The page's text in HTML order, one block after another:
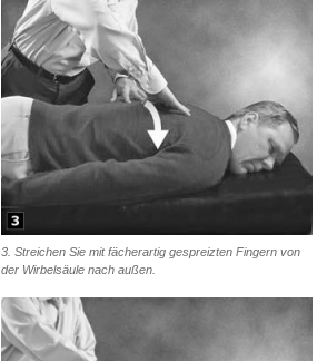
3. Streichen Sie mit fächerartig gespreizten Fingern von
der Wirbelsäule nach außen.